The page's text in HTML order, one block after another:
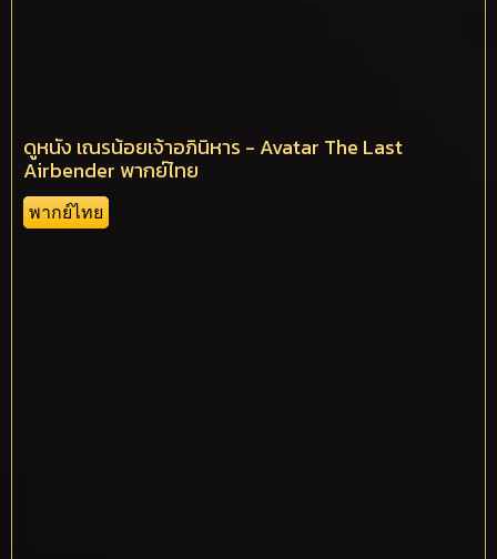
ดูหนัง เณรน้อยเจ้าอภินิหาร - Avatar The Last
Airbender พากย์ไทย
พากย์ไทย